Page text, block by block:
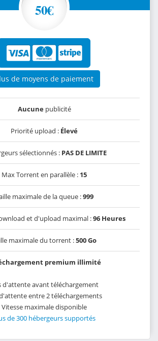
50€
de moyens de paiement
Aucunepublicité
Priorité upload : Élevé
sélectionnés : PAS DE LIMITE
Max Torrent en parallèle : 15
maximale de la queue :999
et d'upload maximal :96 Heures
maximale du torrent :500 Go
premium illimité
d'attente avant téléchargement
entre 2 téléchargements
Vitesse maximale disponible
de 300 hébergeurs supportés